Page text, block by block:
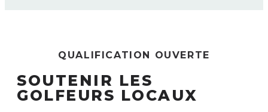
QUALIFICATION OUVERTE
SOUTENIR LES
GOLFEURS LOCAUX